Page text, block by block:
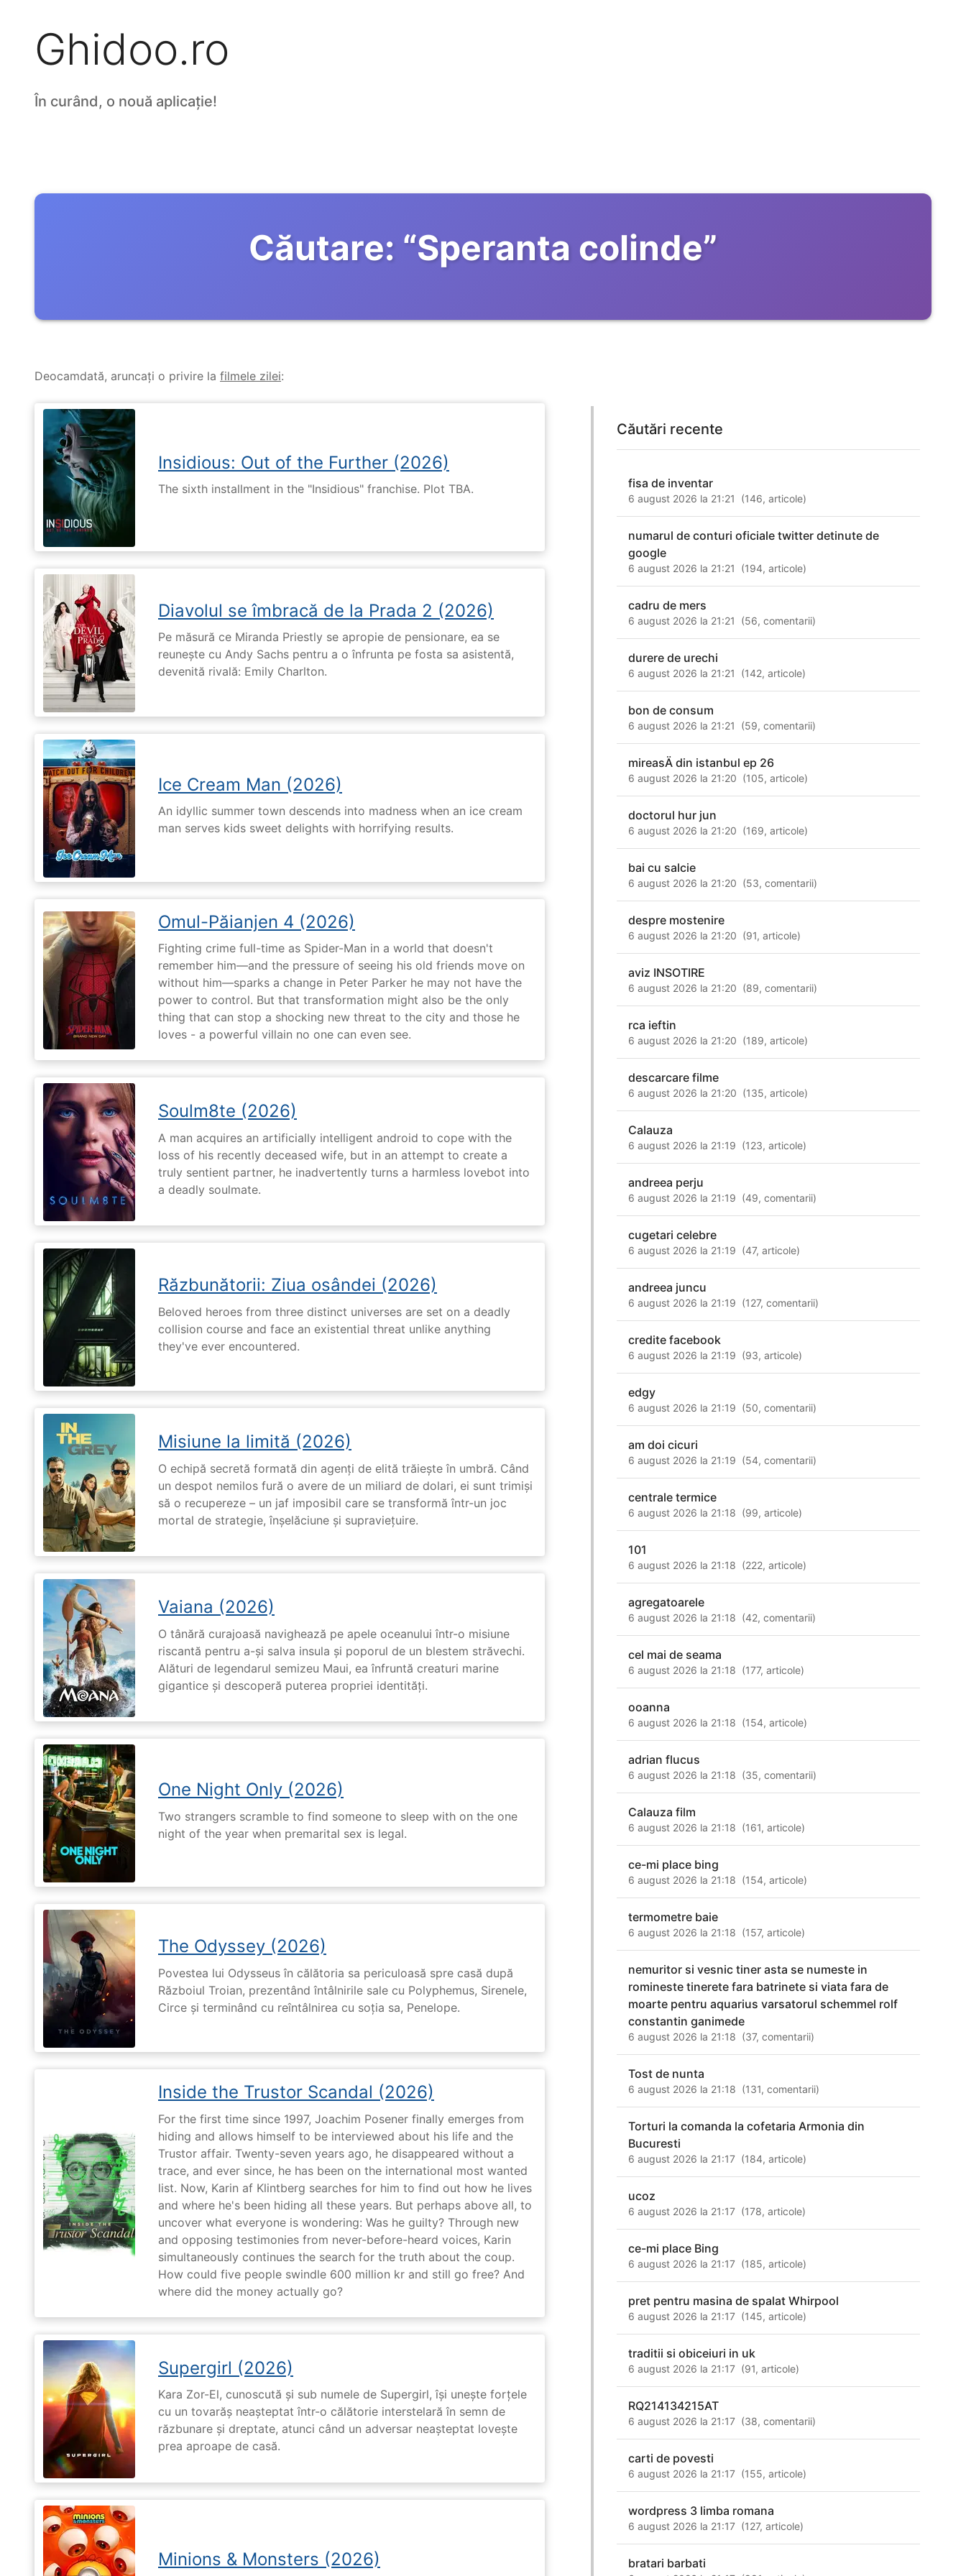
Ghidoo.ro
În curând, o nouă aplicație!
Căutare: “Speranta colinde”
Deocamdată, aruncați o privire la filmele zilei:
Insidious: Out of the Further (2026)
The sixth installment in the "Insidious" franchise. Plot TBA.
Diavolul se îmbracă de la Prada 2 (2026)
Pe măsură ce Miranda Priestly se apropie de pensionare, ea se
reunește cu Andy Sachs pentru a o înfrunta pe fosta sa asistentă,
devenită rivală: Emily Charlton.
Ice Cream Man (2026)
An idyllic summer town descends into madness when an ice cream
man serves kids sweet delights with horrifying results.
Omul-Păianjen 4 (2026)
Fighting crime full-time as Spider-Man in a world that doesn't
remember him—and the pressure of seeing his old friends move on
without him—sparks a change in Peter Parker he may not have the
power to control. But that transformation might also be the only
thing that can stop a shocking new threat to the city and those he
loves - a powerful villain no one can even see.
Soulm8te (2026)
A man acquires an artificially intelligent android to cope with the
loss of his recently deceased wife, but in an attempt to create a
truly sentient partner, he inadvertently turns a harmless lovebot into
a deadly soulmate.
Răzbunătorii: Ziua osândei (2026)
Beloved heroes from three distinct universes are set on a deadly
collision course and face an existential threat unlike anything
they've ever encountered.
Misiune la limită (2026)
O echipă secretă formată din agenți de elită trăiește în umbră. Când
un despot nemilos fură o avere de un miliard de dolari, ei sunt trimiși
să o recupereze – un jaf imposibil care se transformă într-un joc
mortal de strategie, înșelăciune și supraviețuire.
Vaiana (2026)
O tânără curajoasă navighează pe apele oceanului într-o misiune
riscantă pentru a-și salva insula și poporul de un blestem străvechi.
Alături de legendarul semizeu Maui, ea înfruntă creaturi marine
gigantice și descoperă puterea propriei identități.
One Night Only (2026)
Two strangers scramble to find someone to sleep with on the one
night of the year when premarital sex is legal.
The Odyssey (2026)
Povestea lui Odysseus în călătoria sa periculoasă spre casă după
Războiul Troian, prezentând întâlnirile sale cu Polyphemus, Sirenele,
Circe și terminând cu reîntâlnirea cu soția sa, Penelope.
Inside the Trustor Scandal (2026)
For the first time since 1997, Joachim Posener finally emerges from
hiding and allows himself to be interviewed about his life and the
Trustor affair. Twenty-seven years ago, he disappeared without a
trace, and ever since, he has been on the international most wanted
list. Now, Karin af Klintberg searches for him to find out how he lives
and where he's been hiding all these years. But perhaps above all, to
uncover what everyone is wondering: Was he guilty? Through new
and opposing testimonies from never-before-heard voices, Karin
simultaneously continues the search for the truth about the coup.
How could five people swindle 600 million kr and still go free? And
where did the money actually go?
Supergirl (2026)
Kara Zor-El, cunoscută și sub numele de Supergirl, își unește forțele
cu un tovarăș neașteptat într-o călătorie interstelară în semn de
răzbunare și dreptate, atunci când un adversar neașteptat lovește
prea aproape de casă.
Minions & Monsters (2026)
Căutări recente
fisa de inventar
6 august 2026 la 21:21 (146,articole)
numarul de conturi oficiale twitter detinute de
google
6 august 2026 la 21:21 (194,articole)
cadru de mers
6 august 2026 la 21:21 (56,comentarii)
durere de urechi
6 august 2026 la 21:21 (142,articole)
bon de consum
6 august 2026 la 21:21 (59,comentarii)
mireasÄ din istanbul ep 26
6 august 2026 la 21:20 (105,articole)
doctorul hur jun
6 august 2026 la 21:20 (169,articole)
bai cu salcie
6 august 2026 la 21:20 (53,comentarii)
despre mostenire
6 august 2026 la 21:20 (91,articole)
aviz INSOTIRE
6 august 2026 la 21:20 (89,comentarii)
rca ieftin
6 august 2026 la 21:20 (189,articole)
descarcare filme
6 august 2026 la 21:20 (135,articole)
Calauza
6 august 2026 la 21:19 (123,articole)
andreea perju
6 august 2026 la 21:19 (49,comentarii)
cugetari celebre
6 august 2026 la 21:19 (47,articole)
andreea juncu
6 august 2026 la 21:19 (127,comentarii)
credite facebook
6 august 2026 la 21:19 (93,articole)
edgy
6 august 2026 la 21:19 (50,comentarii)
am doi cicuri
6 august 2026 la 21:19 (54,comentarii)
centrale termice
6 august 2026 la 21:18 (99,articole)
101
6 august 2026 la 21:18 (222,articole)
agregatoarele
6 august 2026 la 21:18 (42,comentarii)
cel mai de seama
6 august 2026 la 21:18 (177,articole)
ooanna
6 august 2026 la 21:18 (154,articole)
adrian flucus
6 august 2026 la 21:18 (35,comentarii)
Calauza film
6 august 2026 la 21:18 (161,articole)
ce-mi place bing
6 august 2026 la 21:18 (154,articole)
termometre baie
6 august 2026 la 21:18 (157,articole)
nemuritor si vesnic tiner asta se numeste in
romineste tinerete fara batrinete si viata fara de
moarte pentru aquarius varsatorul schemmel rolf
constantin ganimede
6 august 2026 la 21:18 (37,comentarii)
Tost de nunta
6 august 2026 la 21:18 (131,comentarii)
Torturi la comanda la cofetaria Armonia din
Bucuresti
6 august 2026 la 21:17 (184,articole)
ucoz
6 august 2026 la 21:17 (178,articole)
ce-mi place Bing
6 august 2026 la 21:17 (185,articole)
pret pentru masina de spalat Whirpool
6 august 2026 la 21:17 (145,articole)
traditii si obiceiuri in uk
6 august 2026 la 21:17 (91,articole)
RQ214134215AT
6 august 2026 la 21:17 (38,comentarii)
carti de povesti
6 august 2026 la 21:17 (155,articole)
wordpress 3 limba romana
6 august 2026 la 21:17 (127,articole)
bratari barbati